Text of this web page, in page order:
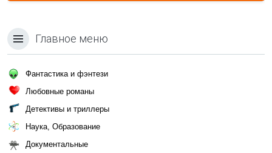
Главное меню
Фантастика и фэнтези
Любовные романы
Детективы и триллеры
Наука, Образование
Документальные